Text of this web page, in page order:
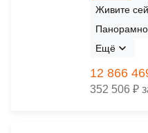
Живите
Ещё
12 866
352 506 ₽